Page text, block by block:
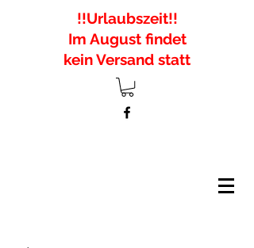
!!Urlaubszeit!!
Im August findet
kein Versand statt